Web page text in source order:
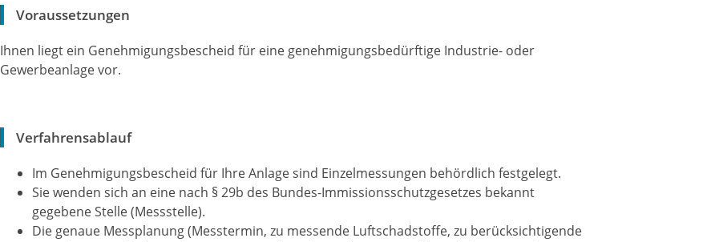
Voraussetzungen
Ihnen liegt ein Genehmigungsbescheid für eine genehmigungsbedürftige Industrie- oder
Gewerbeanlage vor.
Verfahrensablauf
Im Genehmigungsbescheid für Ihre Anlage sind Einzelmessungen behördlich festgelegt.
Sie wenden sich an eine nach § 29b des Bundes-Immissionsschutzgesetzes bekannt
gegebene Stelle (Messstelle).
Die genaue Messplanung (Messtermin, zu messende Luftschadstoffe, zu berücksichtigende